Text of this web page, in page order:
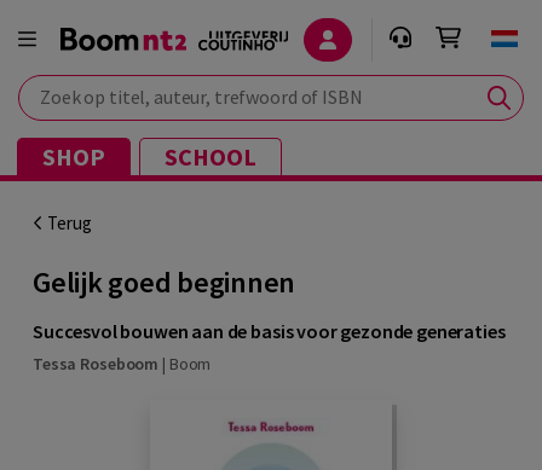
Zoek op titel, auteur, trefwoord of ISBN
SHOP SCHOOL
Terug
Gelijk goed beginnen
Succesvol bouwen aan de basis voor gezonde generaties
Tessa Roseboom | Boom